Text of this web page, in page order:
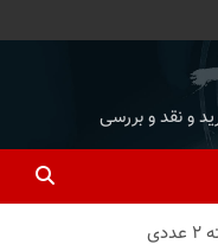
و نقد و بررسی